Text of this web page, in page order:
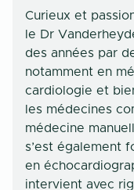
Curieux et
le Dr
des années par
notamment en
cardiologie et
les médecines
médecine
s’est également
en
intervient avec